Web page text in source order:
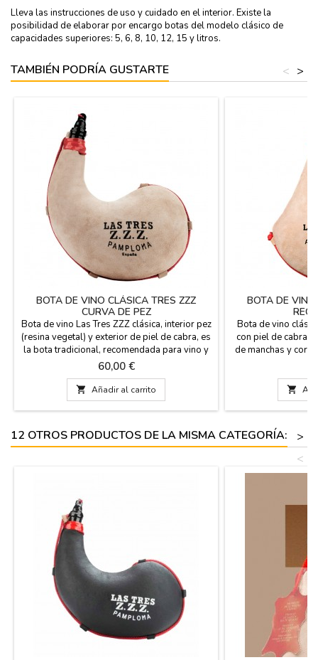
Lleva las instrucciones de uso y cuidado en el interior. Existe la
posibilidad de elaborar por encargo botas del modelo clásico de
capacidades superiores: 5, 6, 8, 10, 12, 15 y litros.
TAMBIÉN PODRÍA GUSTARTE >
<
BOTA DE VINO CLÁSICA TRES ZZZ
CURVA DE PEZ
Bota de vino Las Tres ZZZ clásica, interior pez
(resina vegetal) y exterior de piel de cabra, es
la bota tradicional, recomendada para vino y
licores hasta 30º de alcohol. No apta para
refrescos, bebidas carbónicas o licores de
alta graduación. Forma curva, fabricada en
Pamplona (España). Lleva las instrucciones
de uso y cuidado en el interior....
Precio
60,00 €
 Añadir al carrito
BOTA DE
Bota de vino
con piel de cabra
de manchas y
reforzada
superior de
hermético. Forma
(España). Lleva

12 OTROS PRODUCTOS DE LA MISMA CATEGORÍA:
>
<